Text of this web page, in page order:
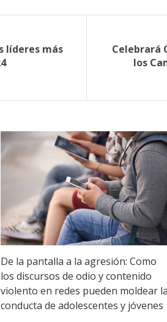
líderes más
Celebrará
los
De la pantalla a la agresión: Como
los discursos de odio y contenido
violento en redes pueden moldear la
conducta de adolescentes y jóvenes